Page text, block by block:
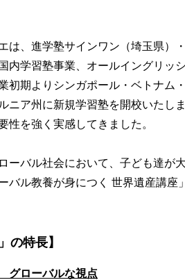
は、進学塾サインワン（埼玉県）
内学習塾事業、オールイングリッ
初期よりシンガポール・ベトナム
ニア州に新規学習塾を開校いたし
性を強く実感してきました。
ーバル社会において、子ども達が
バル教養が身につく 世界遺産講座
の特長】
グローバルな視点